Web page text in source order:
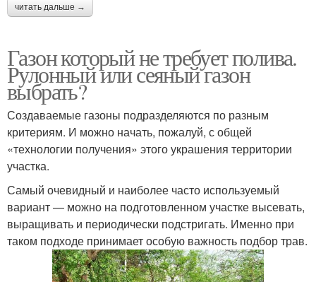
читать дальше →
Газон который не требует полива.
Рулонный или сеяный газон
выбрать?
Создаваемые газоны подразделяются по разным
критериям. И можно начать, пожалуй, с общей
«технологии получения» этого украшения территории
участка.
Самый очевидный и наиболее часто используемый
вариант — можно на подготовленном участке высевать,
выращивать и периодически подстригать. Именно при
таком подходе принимает особую важность подбор трав.